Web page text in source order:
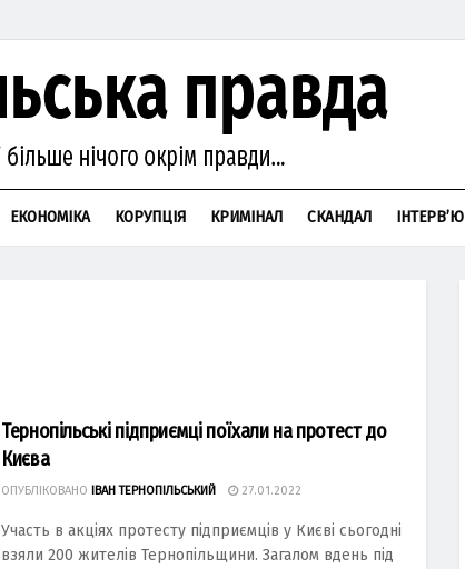
ЕКОНОМІКА КОРУПЦІЯ КРИМІНАЛ СКАНДАЛ ІНТЕРВ’Ю
Тернопільські підприємці поїхали на протест до
Києва
ОПУБЛІКОВАНО ІВАН ТЕРНОПІЛЬСЬКИЙ 27.01.2022
Участь в акціях протесту підприємців у Києві сьогодні
взяли 200 жителів Тернопільщини. Загалом вдень під